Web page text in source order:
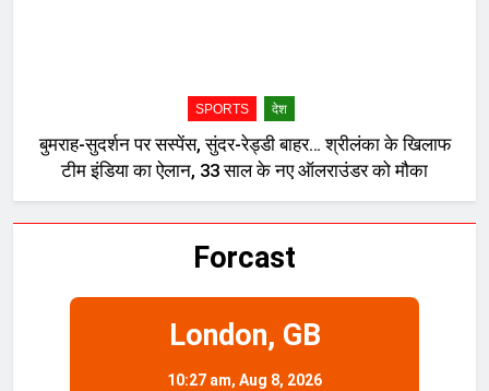
SPORTS देश
बुमराह-सुदर्शन पर सस्पेंस, सुंदर-रेड्डी बाहर… श्रीलंका के खिलाफ
टीम इंडिया का ऐलान, 33 साल के नए ऑलराउंडर को मौका
Forcast
London, GB
10:27 am, Aug 8, 2026